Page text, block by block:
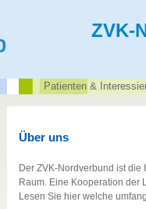
ZVK-
Patienten‌ &
Über uns
Der ZVK-Nordverbund ist
Raum. Eine Kooperation der
Lesen Sie hier welche